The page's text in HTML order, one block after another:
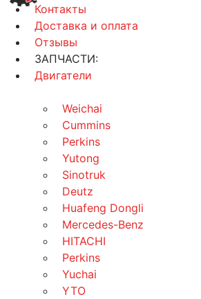
Контакты
Доставка и оплата
Отзывы
ЗАПЧАСТИ:
Двигатели
Weichai
Cummins
Perkins
Yutong
Sinotruk
Deutz
Huafeng Dongli
Mercedes-Benz
HITACHI
Perkins
Yuchai
YTO